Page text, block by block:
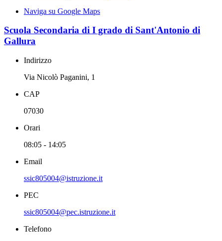
Naviga su Google Maps
Scuola Secondaria di I grado di Sant'Antonio di
Gallura
Indirizzo
Via Nicolò Paganini, 1
CAP
07030
Orari
08:05 - 14:05
Email
ssic805004@istruzione.it
PEC
ssic805004@pec.istruzione.it
Telefono